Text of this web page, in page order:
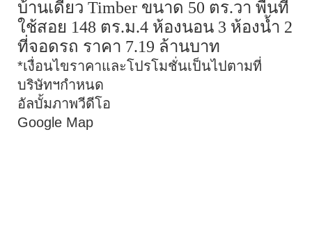
บ้านเดี่ยว Timber ขนาด 50 ตร.วา พื้นที่
ใช้สอย 148 ตร.ม.4 ห้องนอน 3 ห้องน้ำ 2
ที่จอดรถ ราคา 7.19 ล้านบาท
*เงื่อนไขราคาและโปรโมชั่นเป็นไปตามที่
บริษัทฯกำหนด
อัลบั้มภาพวีดีโอ
Google Map